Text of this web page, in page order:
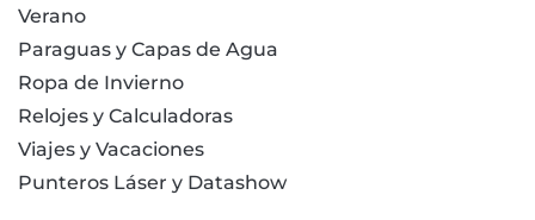
Verano
Paraguas y Capas de Agua
Ropa de Invierno
Relojes y Calculadoras
Viajes y Vacaciones
Punteros Láser y Datashow